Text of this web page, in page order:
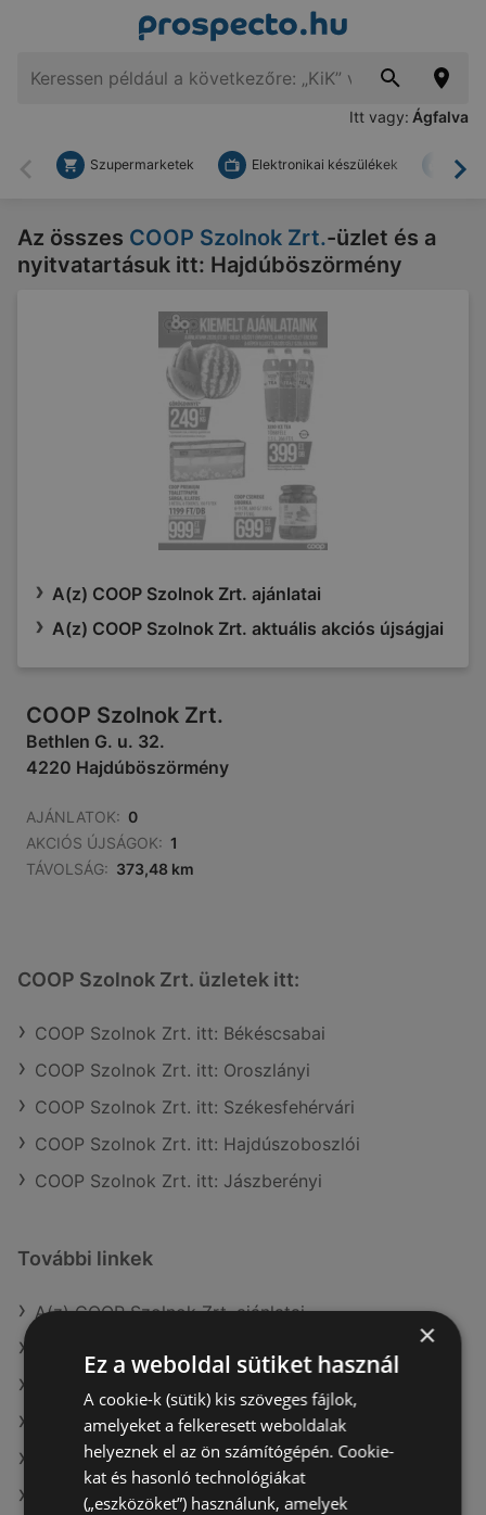
Itt vagy: Ágfalva
Vissza
Szupermarketek Elektronikai készülékek
Az összes COOP Szolnok Zrt.-üzlet és a
nyitvatartásuk itt: Hajdúböszörmény
A(z) COOP Szolnok Zrt. ajánlatai
A(z) COOP Szolnok Zrt. aktuális akciós újságjai
COOP Szolnok Zrt.
Bethlen G. u. 32.
4220 Hajdúböszörmény
AJÁNLATOK: 0
AKCIÓS ÚJSÁGOK: 1
TÁVOLSÁG: 373,48 km
COOP Szolnok Zrt. üzletek itt:
COOP Szolnok Zrt. itt: Békéscsabai
COOP Szolnok Zrt. itt: Oroszlányi
COOP Szolnok Zrt. itt: Székesfehérvári
COOP Szolnok Zrt. itt: Hajdúszoboszlói
COOP Szolnok Zrt. itt: Jászberényi
További linkek
A(z) COOP Szolnok Zrt. ajánlatai
A(z) Spar aktuális akciós újságjai
A(z) Reál aktuális akciós újságjai
A(z) Metro aktuális akciós újságjai
×
Ez a weboldal sütiket használ
A cookie-k (sütik) kis szöveges fájlok,
amelyeket a felkeresett weboldalak
helyeznek el az ön számítógépén. Cookie-
kat és hasonló technológiákat
(„eszközöket”) használunk, amelyek